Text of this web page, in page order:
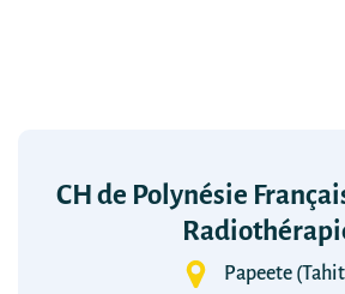
CH de Polynésie
Papeete